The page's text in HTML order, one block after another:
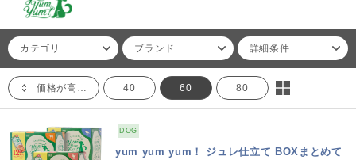
カテゴリ ブランド 詳細条件
価格が高い順 40 60 80
DOG
yum yum yum！ ジュレ仕立て BOXまとめて